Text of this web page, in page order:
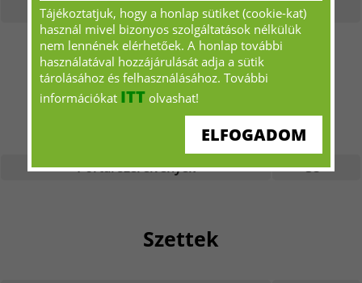
Pontmegfogó szerelvények 20
Portál szerelvények
Portál szerelvények 58
Szettek
Tájékoztatjuk, hogy a honlap sütiket (cookie-kat)
használ mivel bizonyos szolgáltatások nélkülük
nem lennének elérhetőek. A honlap további
használatával hozzájárulását adja a sütik
tárolásához és felhasználásához. További
információkat ITT olvashat!
ELFOGADOM